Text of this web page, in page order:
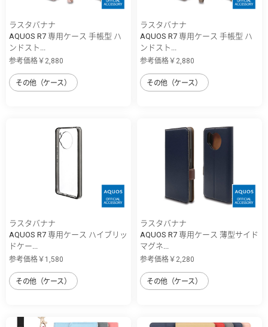
ラスタバナナ
AQUOS R7 専用ケース 手帳型 ハ
ンドスト...
参考価格￥2,880
その他（ケース）
ラスタバナナ
AQUOS R7 専用ケース 手帳型 ハ
ンドスト...
参考価格￥2,880
その他（ケース）
ラスタバナナ
AQUOS R7 専用ケース ハイブリッ
ドケー...
参考価格￥1,580
その他（ケース）
ラスタバナナ
AQUOS R7 専用ケース 薄型サイド
マグネ...
参考価格￥2,280
その他（ケース）